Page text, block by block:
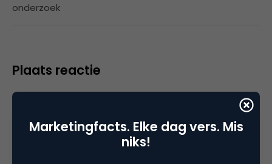
onderzoek
Plaats reactie
Je moet
Marketingfacts. Elke dag vers. Mis
niks!